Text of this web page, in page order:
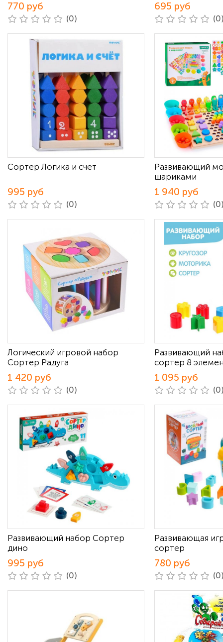
770 руб
(0)
695 руб
Сортер Логика и счет
995 руб
(0)
Развивающий
шариками
1 940 руб
Логический игровой набор
Сортер Радуга
1 420 руб
(0)
Развивающий
сортер 8
1 095 руб
Развивающий набор Сортер
дино
995 руб
(0)
Развивающая
сортер
780 руб